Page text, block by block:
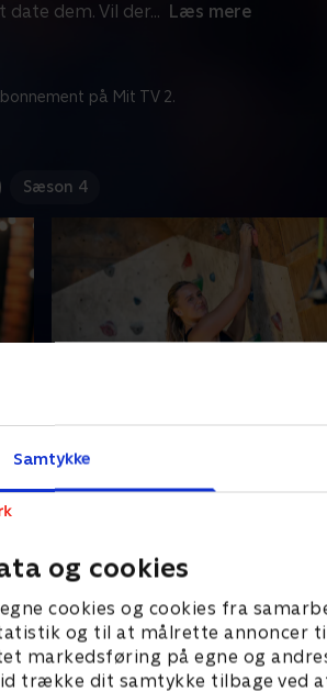
Samtykke
og cookies
cookies og cookies fra
og til at målrette annoncer
markedsføring på egne og
trække dit samtykke tilbage ved
dem. Vil der... Læs mere
på Mit TV 2.
Sæson 4
Emma inviterer tre mænd med
højderne, mens Mai henter en af
mændene i villaen til en
14. maj 2025 • 32 min